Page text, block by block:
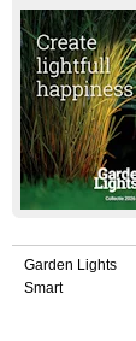
Garden Lights
Smart